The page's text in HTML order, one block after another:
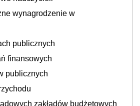
wynagrodzenie w
publicznych
finansowych
publicznych
zakładów budżetowych